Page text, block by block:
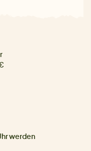
werden